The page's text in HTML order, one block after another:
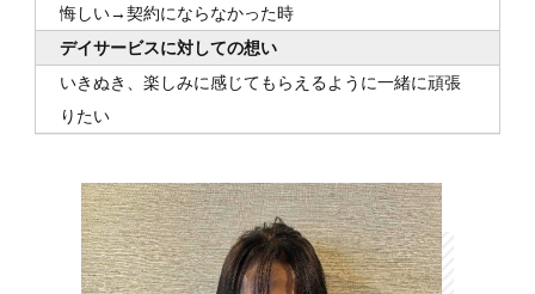
悔しい→契約にならなかった時
デイサービスに対しての想い
いきぬき、楽しみに感じてもらえるように一緒に頑張
りたい